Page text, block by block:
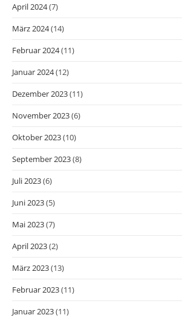
April 2024(7)
März 2024(14)
Februar 2024(11)
Januar 2024(12)
Dezember 2023(11)
November 2023(6)
Oktober 2023(10)
September 2023(8)
Juli 2023(6)
Juni 2023(5)
Mai 2023(7)
April 2023(2)
März 2023(13)
Februar 2023(11)
Januar 2023(11)